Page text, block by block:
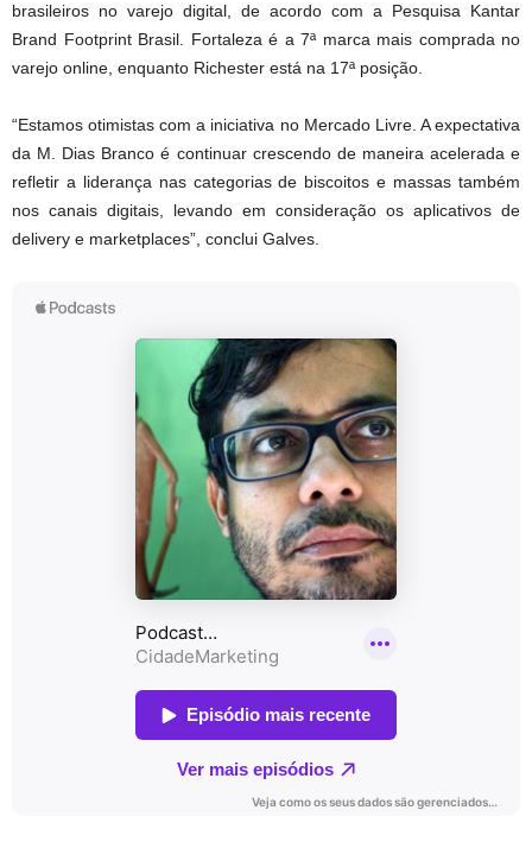
brasileiros no varejo digital, de acordo com a Pesquisa Kantar
Brand Footprint Brasil. Fortaleza é a 7ª marca mais comprada no
varejo online, enquanto Richester está na 17ª posição.
“Estamos otimistas com a iniciativa no Mercado Livre. A expectativa
da M. Dias Branco é continuar crescendo de maneira acelerada e
refletir a liderança nas categorias de biscoitos e massas também
nos canais digitais, levando em consideração os aplicativos de
delivery e marketplaces”, conclui Galves.